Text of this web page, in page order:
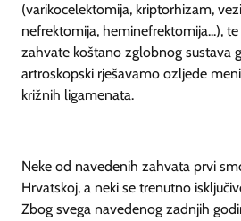
(varikocelektomija, kriptorhizam,
nefrektomija, heminefrektomija...),
zahvate koštano zglobnog sustava
artroskopski rješavamo ozljede
križnih ligamenata.
Neke od navedenih zahvata prvi
Hrvatskoj, a neki se trenutno
Zbog svega navedenog zadnjih